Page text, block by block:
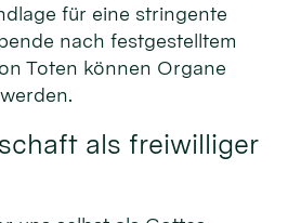
für eine stringente
nach festgestelltem
Toten können Organe
als freiwilliger